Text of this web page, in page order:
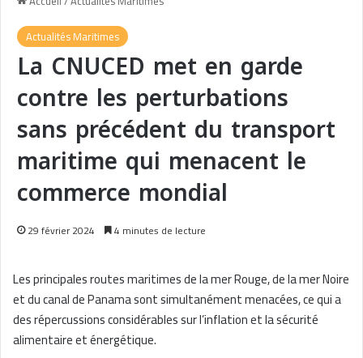
Actualités Maritimes
La CNUCED met en garde
contre les perturbations
sans précédent du transport
maritime qui menacent le
commerce mondial
29 février 2024 4 minutes de lecture
Les principales routes maritimes de la mer Rouge, de la mer Noire
et du canal de Panama sont simultanément menacées, ce qui a
des répercussions considérables sur l’inflation et la sécurité
alimentaire et énergétique.